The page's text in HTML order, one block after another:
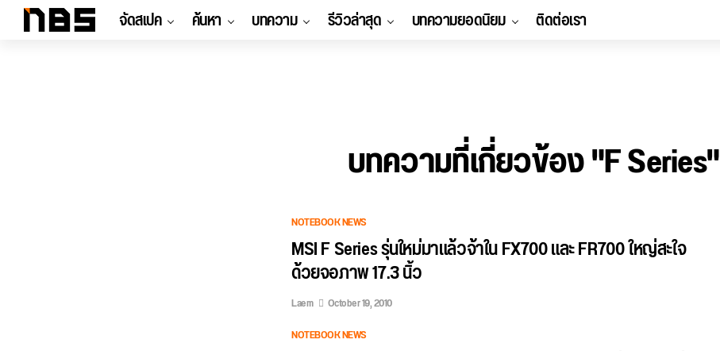
จัดสเปค ค้นหา บทความ รีวิวล่าสุด บทความยอดนิยม ติดต่อเรา
บทความที่เกี่ยวข้อง "F Series"
NOTEBOOK NEWS
MSI F Series รุ่นใหม่มาแล้วจ้าใน FX700 และ FR700 ใหญ่สะใจ
ด้วยจอภาพ 17.3 นิ้ว
Laem
October 19, 2010
NOTEBOOK NEWS